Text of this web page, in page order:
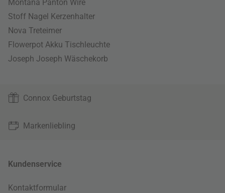
Montana Panton Wire
Stoff Nagel Kerzenhalter
Nova Treteimer
Flowerpot Akku Tischleuchte
Joseph Joseph Wäschekorb
Connox Geburtstag
Markenliebling
Kundenservice
Kontaktformular